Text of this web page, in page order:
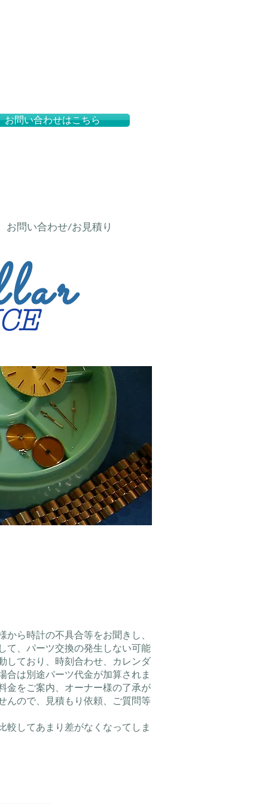
お問い合わせはこちら
お問い合わせ/お見積り
ら時計の不具合等をお聞きし、
て、パーツ交換の発生しない可能
しており、時刻合わせ、カレンダ
合は別途パーツ代金が加算されま
金をご案内、オーナー様の了承が
んので、見積もり依頼、ご質問等
較してあまり差がなくなってしま